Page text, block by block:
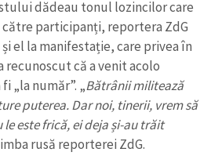
dădeau tonul lozincilor care
către participanți, reportera ZdG
el la manifestație, care privea în
recunoscut că a venit acolo
„la număr”. „Bătrânii militează
puterea. Dar noi, tinerii, vrem să
este frică, ei deja și-au trăit
rusă reporterei ZdG.